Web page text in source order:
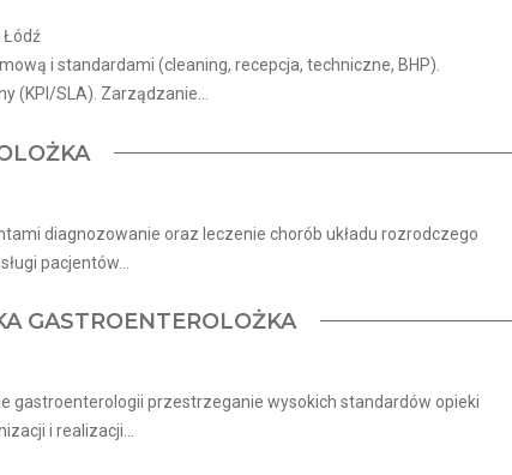
Łódź
i standardami (cleaning, recepcja, techniczne, BHP).
(KPI/SLA). Zarządzanie...
diagnozowanie oraz leczenie chorób układu rozrodczego
pacjentów...
GASTROENTEROLOŻKA
gastroenterologii przestrzeganie wysokich standardów opieki
i realizacji...